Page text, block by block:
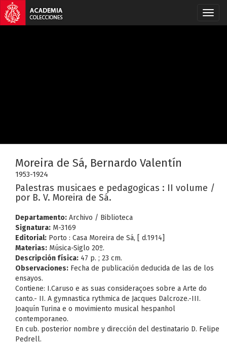
Moreira de Sá, Bernardo Valentín
1953-1924
Palestras musicaes e pedagogicas : II volume /
por B. V. Moreira de Sá.
Departamento: Archivo / Biblioteca
Signatura: M-3169
Editorial: Porto : Casa Moreira de Sá, [ d.1914]
Materias: Música-Siglo 20º.
Descripción física: 47 p. ; 23 cm.
Observaciones: Fecha de publicación deducida de las de los
ensayos.
Contiene: I.Caruso e as suas consideraçoes sobre a Arte do
canto.- II. A gymnastica rythmica de Jacques Dalcroze.-III.
Joaquín Turina e o movimiento musical hespanhol
contemporaneo.
En cub. posterior nombre y dirección del destinatario D. Felipe
Pedrell.